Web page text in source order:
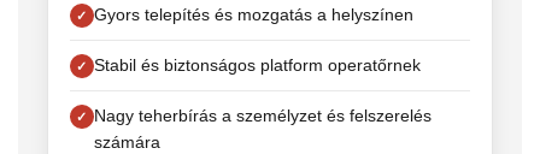
Gyors telepítés és mozgatás a helyszínen
Stabil és biztonságos platform operatőrnek
Nagy teherbírás a személyzet és felszerelés
számára